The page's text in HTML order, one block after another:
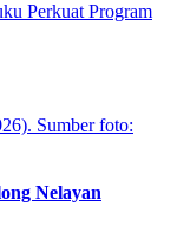
Perkuat Program
Nelayan